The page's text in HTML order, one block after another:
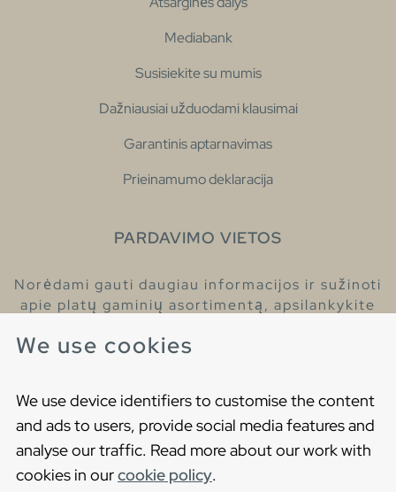
We use cookies
We use device identifiers to customise the content
and ads to users, provide social media features and
analyse our traffic. Read more about our work with
cookies in ourcookie policy.
Mediabank
Susisiekite su mumis
Dažniausiai užduodami klausimai
Garantinis aptarnavimas
Prieinamumo deklaracija
PARDAVIMO VIETOS
Norėdami gauti daugiau informacijos ir sužinoti
apie platų gaminių asortimentą, apsilankykite